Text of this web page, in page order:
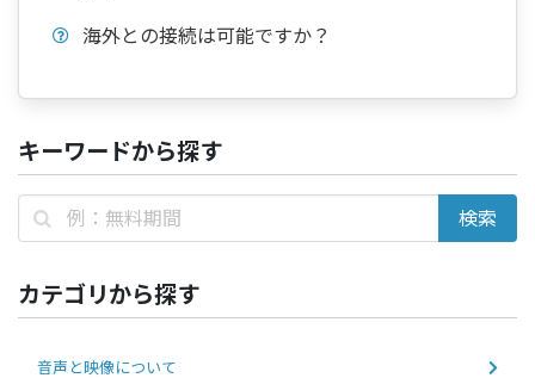
キーワードから探す
カテゴリから探す
音声と映像について
海外との接続は可能ですか？